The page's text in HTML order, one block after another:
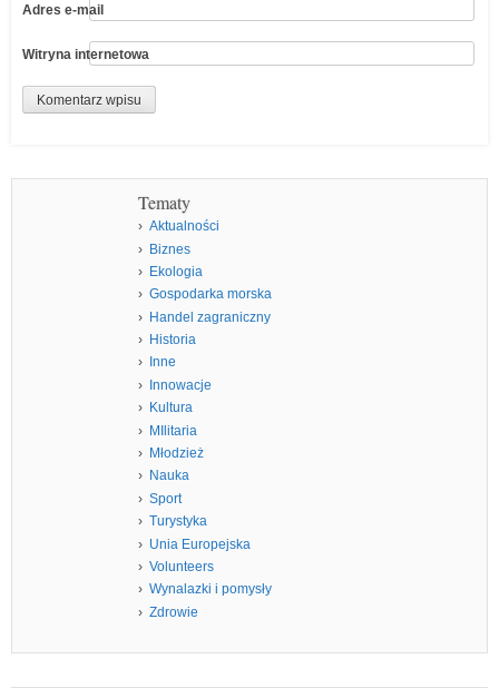
Adres e-mail
Witryna internetowa
Tematy
Aktualności
Biznes
Ekologia
Gospodarka morska
Handel zagraniczny
Historia
Inne
Innowacje
Kultura
MIlitaria
Młodzież
Nauka
Sport
Turystyka
Unia Europejska
Volunteers
Wynalazki i pomysły
Zdrowie